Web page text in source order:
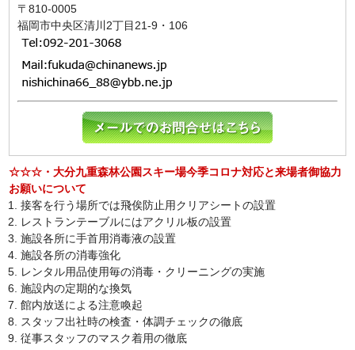
〒810-0005
福岡市中央区清川2丁目21-9・106
☆☆☆・大分九重森林公園スキー場今季コロナ対応と来場者御協力
お願いについて
接客を行う場所では飛俟防止用クリアシートの設置
レストランテーブルにはアクリル板の設置
施設各所に手首用消毒液の設置
施設各所の消毒強化
レンタル用品使用毎の消毒・クリーニングの実施
施設内の定期的な換気
館内放送による注意喚起
スタッフ出社時の検査・体調チェックの徹底
従事スタッフのマスク着用の徹底